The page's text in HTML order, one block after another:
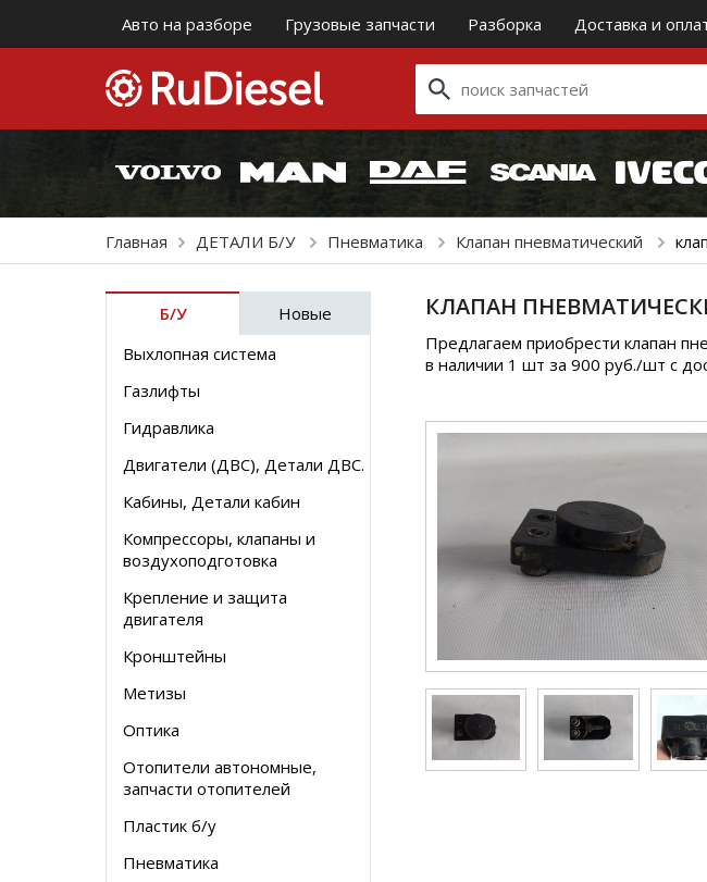
Авто на разборе Грузовые запчасти Разборка Доставка и
Главная ДЕТАЛИ Б/У Пневматика Клапан пневматический
Б/У
Новые
Выхлопная система
Газлифты
Гидравлика
Двигатели (ДВС), Детали ДВС.
Кабины, Детали кабин
Компрессоры, клапаны и
воздухоподготовка
Крепление и защита
двигателя
Кронштейны
Метизы
Оптика
Отопители автономные,
запчасти отопителей
Пластик б/у
Пневматика
КЛАПАН
Предлагаем приобрести клапан
в наличии 1 шт за 900 руб./шт с